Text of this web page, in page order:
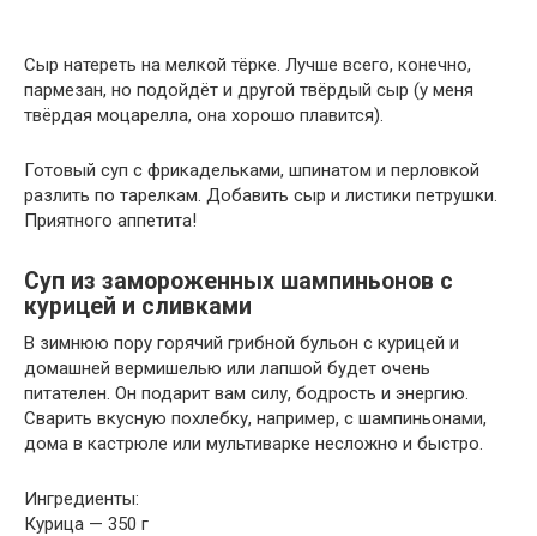
Сыр натереть на мелкой тёрке. Лучше всего, конечно,
пармезан, но подойдёт и другой твёрдый сыр (у меня
твёрдая моцарелла, она хорошо плавится).
Готовый суп с фрикадельками, шпинатом и перловкой
разлить по тарелкам. Добавить сыр и листики петрушки.
Приятного аппетита!
Суп из замороженных шампиньонов с
курицей и сливками
В зимнюю пору горячий грибной бульон с курицей и
домашней вермишелью или лапшой будет очень
питателен. Он подарит вам силу, бодрость и энергию.
Сварить вкусную похлебку, например, с шампиньонами,
дома в кастрюле или мультиварке несложно и быстро.
Ингредиенты:
Курица — 350 г